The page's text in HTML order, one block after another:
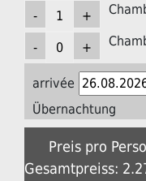
arrivée
Übernachtung
Preis pro
Gesamtpreiss: